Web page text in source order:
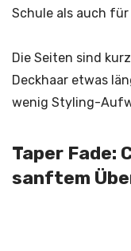
Schule als auch für
Die Seiten sind
Deckhaar etwas
wenig Styling-
Taper Fade:
sanftem